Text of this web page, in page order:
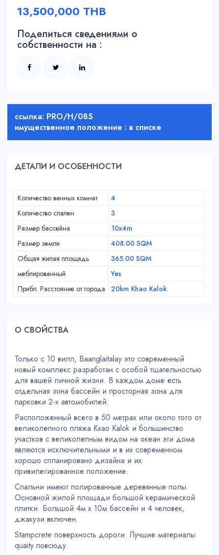
13,500,000 THB
Поделиться сведениями о
собственности на :
ссылка: PRO/H/085
имущественное положение : в списке
ДЕТАЛИ И ОСОБЕННОСТИ
Количество ванных комнат
4
Количество спален
3
Размер бассейна
10x4m
Размер земли
408.00 SQM
Общая жилая площадь
365.00 SQM
меблированный
Yes
Прибл. Расстояние от города
20km Khao Kalok
О СВОЙСТВA
Только с 10 вилл, Baanglaitalay это современный
новый комплекс разработан с особой тщательностью
для вашей личной жизни. В каждом доме есть
отдельная зона бассейн и просторная зона для
парковки 2-х автомобилей.
Расположенный всего в 50 метрах или около того от
великолепного пляжа Кхао Kalok и большинство
участков с великолепным видом на океан эти дома
являются исключительными и в их современном
хорошо спланировано дизайна и их
привилегированное положение.
Спальни имеют полированные деревянные полы.
Основной жилой площади большой керамической
плитки. Большой 4м х 10м бассейн и 4 человек,
джакузи включен.
Stampcrete поверхность дороги. Лучшие материалы
quaity повсюду.